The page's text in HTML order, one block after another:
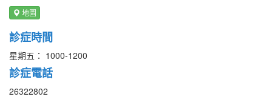
地圖
診症時間
星期五： 1000-1200
診症電話
26322802